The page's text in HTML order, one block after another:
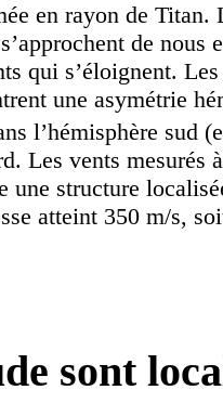
en rayon de Titan.
de nous
qui s’éloignent.
une asymétrie
l’hémisphère sud
Les vents mesurés
une structure
atteint 350 m/s,
sont